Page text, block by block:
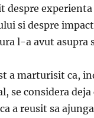
despre
si despre
l-a avut asupra
a marturisit ca,
se considera
a reusit sa